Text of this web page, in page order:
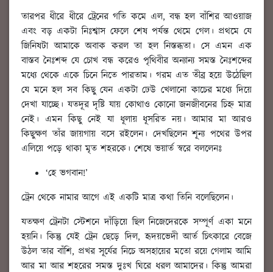
তারপর ধীরে ধীরে ট্রেনের গতি কমে এল, বন্ধ হল বাঁশির আওয়াজ
এবং বড় একটা নিঃশ্বাস ফেলে শেষ পর্যন্ত থেমে গেল। প্রথমে যে
জিনিষটা আমাকে অবাক করল তা হল নিস্তব্ধতা। সে এমন এক
বাস্তব নৈঃশব্দ যে চোখ বন্ধ করেও পৃথিবীর অন্যান্য সমস্ত নৈঃশব্দের
মধ্যে থেকে একে চিনে নিতে পারতাম। গরম এত তীব্র হয়ে উঠেছিল
যে মনে হল সব কিছু যেন একটা ঢেউ খেলানো কাচের মধ্যে দিয়ে
দেখা যাচ্ছে। যতদূর দৃষ্টি যায় কোথাও কোনো জনজীবনের চিহ্ন মাত্র
নেই। এমন কিছু নেই যা ধূলায় ধূসরিত নয়। আমার মা আরও
কিছুক্ষণ তাঁর জায়গায় বসে রইলেন। দেখছিলেন শূন্য পথের উপর
এলিয়ে পড়ে থাকা মৃত শহরকে। শেষে ভয়ার্ত স্বরে বললেনঃ
‘হে ভগবান!’
ট্রেন থেকে নামার আগে এই একটি মাত্র কথা তিনি বলেছিলেন।
যতক্ষণ ট্রেনটা স্টেশনে দাঁড়িয়ে ছিল নিজেদেরকে সম্পূর্ণ একা মনে
হয়নি। কিন্তু যেই ট্রেন ছেড়ে দিল, হৃদয়ভেদী আর্ত চিৎকারে বেজে
উঠল তার বাঁশি, প্রখর সূর্যের নিচে অসহায়ের মতো রয়ে গেলাম আমি
আর মা আর শহরের সমস্ত দুঃখ ঘিরে ধরল আমাদের। কিন্তু আমরা